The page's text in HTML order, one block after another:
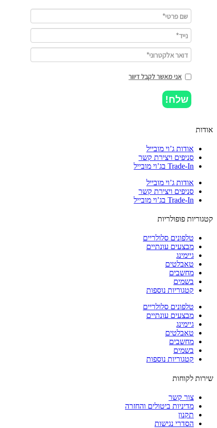
אני מאשר לקבל דיוור
שלח!
אודות ג’וי מובייל
סניפים ויצירת קשר
Trade-In בג’וי מובייל
אודות ג’וי מובייל
סניפים ויצירת קשר
Trade-In בג’וי מובייל
פופולריות
טלפונים סלולריים
מבצעים עונתיים
גיימינג
טאבלטים
מחשבים
בשמים
קטגוריות נוספות
טלפונים סלולריים
מבצעים עונתיים
גיימינג
טאבלטים
מחשבים
בשמים
קטגוריות נוספות
לקוחות
צור קשר
מדיניות ביטולים והחזרה
תקנון
הסדרי נגישות